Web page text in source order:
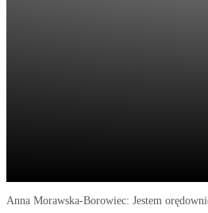
Anna Morawska-Borowiec: Jestem